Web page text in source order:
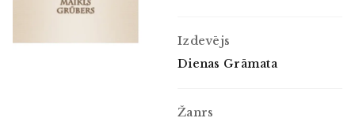
Izdevējs
Dienas Grāmata
Žanrs